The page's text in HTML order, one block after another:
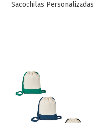
Sacochilas Personalizadas